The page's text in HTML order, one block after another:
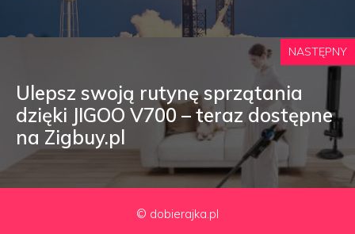
NASTĘPNY
Ulepsz swoją rutynę sprzątania
dzięki JIGOO V700 – teraz dostępne
na Zigbuy.pl
© dobierajka.pl